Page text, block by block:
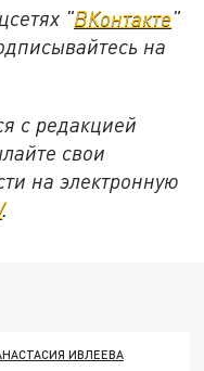
"ВКонтакте"
на
с редакцией
свои
на электронную
.
ИВЛЕЕВА